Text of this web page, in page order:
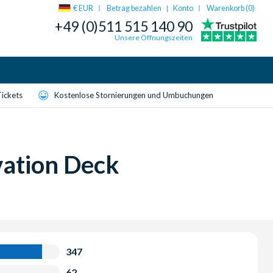
€ EUR Betrag bezahlen | Konto Warenkorb (0)
+49 (0)511 515 140 90
Unsere Öffnungszeiten
Kostenlose Stornierungen und Umbuchungen
Deck
347